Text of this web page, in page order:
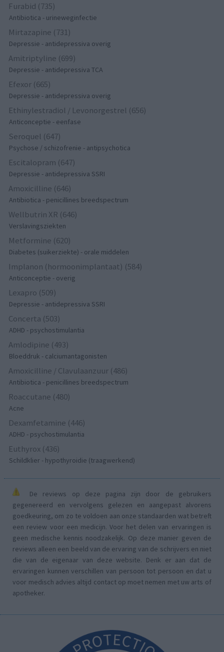
Furabid (735)
Antibiotica - urineweginfectie
Mirtazapine (731)
Depressie - antidepressiva overig
Amitriptyline (699)
Depressie - antidepressiva TCA
Efexor (665)
Depressie - antidepressiva overig
Ethinylestradiol / Levonorgestrel (656)
Anticonceptie - eenfase
Seroquel (647)
Psychose / schizofrenie - antipsychotica
Escitalopram (647)
Depressie - antidepressiva SSRI
Amoxicilline (646)
Antibiotica - penicillines breedspectrum
Wellbutrin XR (646)
Verslavingsziekten
Metformine (620)
Diabetes (suikerziekte) - orale middelen
Implanon (hormoonimplantaat) (584)
Anticonceptie - overig
Lexapro (509)
Depressie - antidepressiva SSRI
Concerta (503)
ADHD - psychostimulantia
Amlodipine (493)
Bloeddruk - calciumantagonisten
Amoxicilline / Clavulaanzuur (486)
Antibiotica - penicillines breedspectrum
Roaccutane (480)
Acne
Dexamfetamine (446)
ADHD - psychostimulantia
Euthyrox (436)
Schildklier - hypothyroidie (traagwerkend)
De reviews op deze pagina zijn door de gebruikers
gegenereerd en vervolgens gelezen en aangepast alvorens
goedkeuring, om zo te voldoen aan onze standaarden wat betreft
een review voor een medicijn. Voor het delen van ervaringen is
geen medische kennis noodzakelijk. Op deze manier geven de
reviews alleen een beeld van de ervaring van de schrijvers en niet
die van de eigenaar van deze website. Denk er aan dat de
ervaringen kunnen verschillen van persoon tot persoon en dat u
voor medisch advies altijd contact op moet nemen met uw arts of
apotheker.